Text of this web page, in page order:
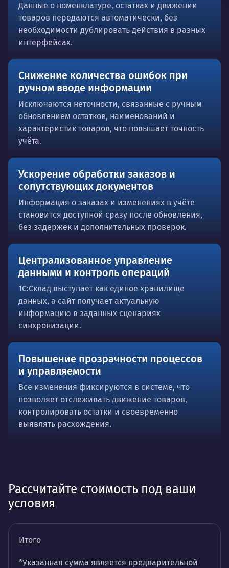
Данные о номенклатуре, остатках и движении
товаров передаются автоматически, без
необходимости дублировать действия в разных
интерфейсах.
Снижение количества ошибок при
ручном вводе информации
Исключаются неточности, связанные с ручным
обновлением остатков, наименований и
характеристик товаров, что повышает точность
учёта.
Ускорение обработки заказов и
сопутствующих документов
Информация о заказах и изменениях в учёте
становится доступной сразу после обновления,
без задержек и дополнительных проверок.
Централизованное управление
данными и контроль операций
1С:Склад выступает как единое хранилище
данных, а сайт получает актуальную
информацию в заданных сценариях
синхронизации.
Повышение прозрачности процессов
и управляемости
Все изменения фиксируются в системе, что
позволяет отслеживать движение товаров,
контролировать остатки и своевременно
выявлять расхождения.
Рассчитайте стоимость под ваши
условия
Итого
*Указанная сумма является предварительной